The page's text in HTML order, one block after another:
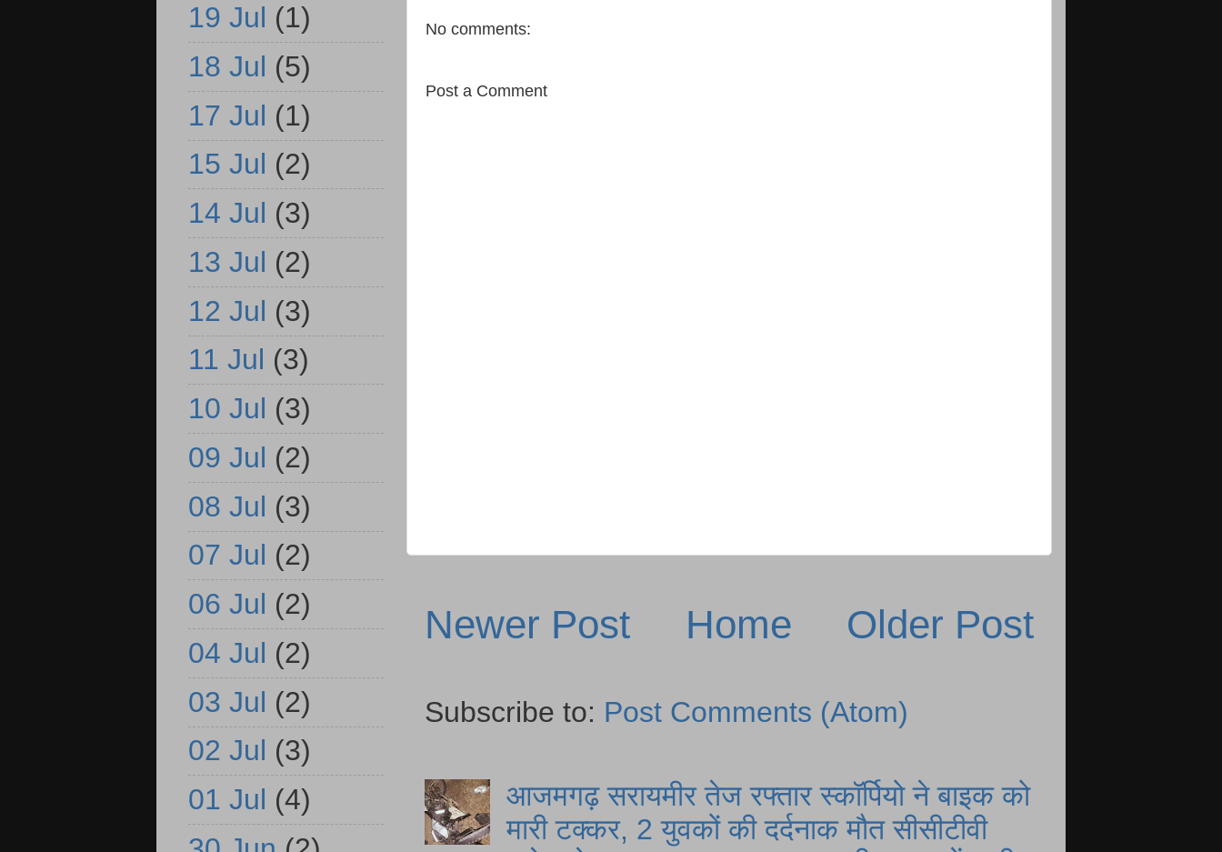
No comments:
Post a Comment
Newer Post Older Post
Home
Subscribe to: Post Comments (Atom)
आजमगढ़ सरायमीर तेज रफ्तार स्कॉर्पियो ने बाइक को
मारी टक्कर, 2 युवकों की दर्दनाक मौत सीसीटीवी
19 Jul (1)
18 Jul (5)
17 Jul (1)
15 Jul (2)
14 Jul (3)
13 Jul (2)
12 Jul (3)
11 Jul (3)
10 Jul (3)
09 Jul (2)
08 Jul (3)
07 Jul (2)
06 Jul (2)
04 Jul (2)
03 Jul (2)
02 Jul (3)
01 Jul (4)